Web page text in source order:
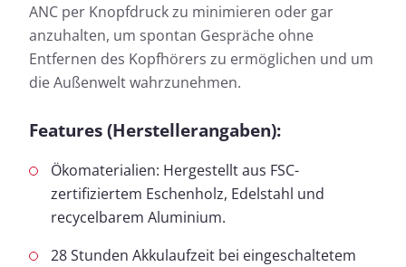
ANC per Knopfdruck zu minimieren oder gar
anzuhalten, um spontan Gespräche ohne
Entfernen des Kopfhörers zu ermöglichen und um
die Außenwelt wahrzunehmen.
Features (Herstellerangaben):
Ökomaterialien: Hergestellt aus FSC-
zertifiziertem Eschenholz, Edelstahl und
recycelbarem Aluminium.
28 Stunden Akkulaufzeit bei eingeschaltetem